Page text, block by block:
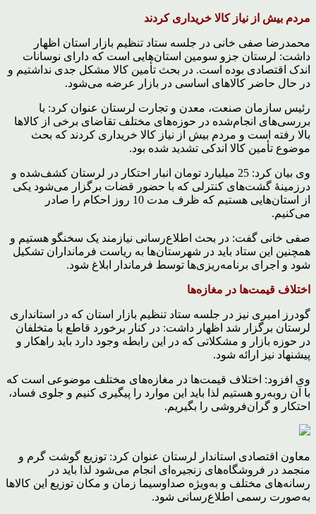
مردم بیش از نیاز کالا خریداری کردند
محمدرضا صفی خانی در جلسه ستاد تنظیم بازار استان اظهار
داشت: لرستان جزو سومین استان‌هایی است که دارای نوسانات
اندک اقتصادی بوده است. در بحث تأمین کالا مشکل جدی نداشتیم و
در حال حاضر کالاهای اساسی در بازار عرضه می‌شود.
رئیس سازمان صنعت، معدن و تجارت لرستان عنوان کرد: با
بررسی‌های انجام‌شده در حوزه‌های مختلف تقاضای برخی از کالاها
بالا رفته است و مردم بیش از نیاز کالا خریداری کردند که بحث
موضوع تأمین کالا اندکی تشدید شده بود.
وی بیان کرد: 25 میلیارد تومان انبار احتکار در لرستان کشف‌شده و
درزمینهٔ گشت‌های کنترلی که با حضور قضات برگزار می‌شود یکی
از استان‌هایی هستیم که ظرف مدت 10 روز احکام را صادر
می‌کنیم.
صفی خانی گفت: در بحث اطلاع‌رسانی نیازمند یک سخنگو هستیم و
همچنین این ستاد باید در شهرستان‌ها به ریاست فرمانداران تشکیل
شود و اجرای برنامه‌ریزی‌ها توسط فرماندار ابلاغ شود.
اختلاف قیمت‌ها در مغازه‌ها
گودرز امیری نیز در جلسه ستاد تنظیم بازار استان که در استانداری
لرستان برگزار شد اظهار داشت: در کنار برخورد قاطع با متخلفان
در حوزه بازار و مشکلاتی که در این رابطه وجود دارد باید راهکار و
پیشنهاد نیز ارائه شود.
وی افزود: اختلاف قیمت‌ها در مغازه‌های مختلف موضوعی است که
با آن روبه‌رو هستیم لذا باید این موارد را پیگیری کنیم و جلوی فساد،
احتکار و گران‌فروشی را بگیریم.
معاون اقتصادی استاندار لرستان عنوان کرد: توزیع گوشت گرم و
منجمد در فروشگاه‌های زنجیره‌ای انجام می‌شود لذا باید در
رسانه‌های مختلف و به‌ویژه صداوسیما زمان و مکان توزیع این کالاها
به‌صورت رسمی اطلاع‌رسانی شود.